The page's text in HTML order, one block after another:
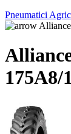
Pneumatici
175A8/